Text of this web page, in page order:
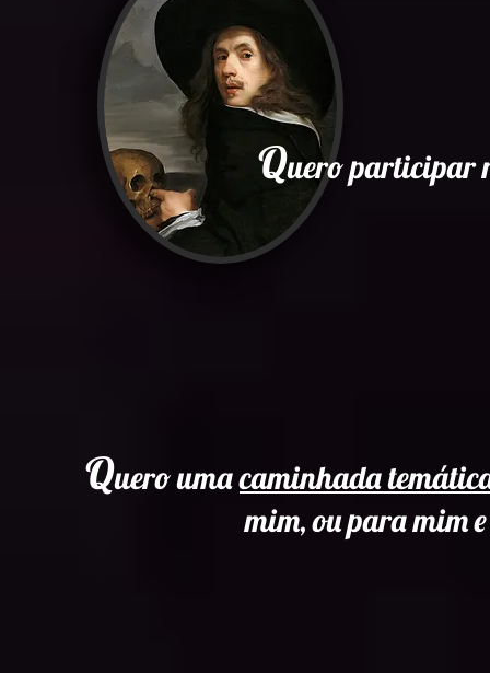
Quero participar
Quero umacaminhada
mim, ou para mim